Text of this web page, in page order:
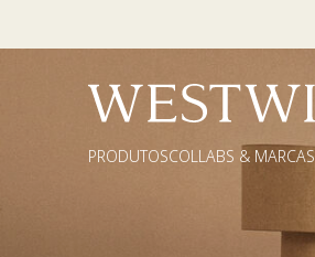
PRODUTOSCOLLABS & MARCAS